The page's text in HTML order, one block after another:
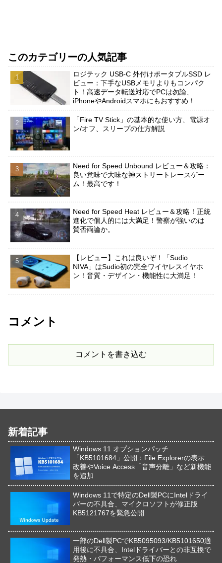
このカテゴリーの人気記事
ロジテック USB-C 外付けポータブルSSD レ
ビュー：下手なUSBメモリよりもコンパク
ト！高速データ転送対応でPCは勿論、
iPhoneやAndroidスマホにもおすすめ！
「Fire TV Stick」の基本的な使い方、電源オ
ン/オフ、スリープの仕方解説
Need for Speed Unbound レビュー＆攻略：
良い意味で大味な神ストリートレースゲー
ム！最高です！
Need for Speed Heat レビュー＆攻略！正統
進化で個人的には大満足！警察が強いのは
賛否両論か。
【レビュー】これは良いぞ！「Sudio
NIVA」はSudio初の完全ワイヤレスイヤホ
ン！音質・デザイン・機能性に大満足！
コメント
コメントを書き込む
新着記事
Windows 11 オプションパッチ
「KB5101684」公開：File Explorerの表示
改善やVoice Access「音声分離」など新機能
を追加
Windows 11で特定のDell製PCにIntelドライ
バーの不具合、マイクロソフトが修正版
KB5121767を緊急公開
一部のDell製PCでKB5095093/KB5101650適
用後に不具合、Intelドライバーとの非互換で
発熱・パフォーマンス低下の恐れ